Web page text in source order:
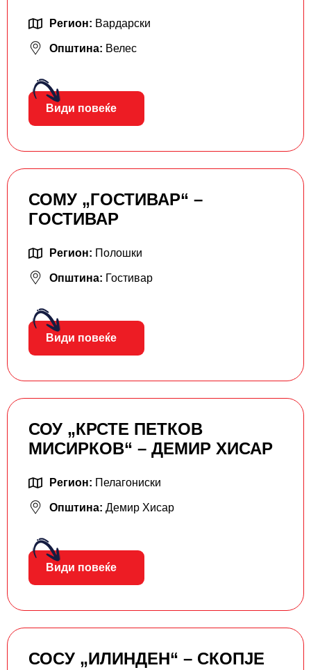
Регион: Вардарски
Општина: Велес
Види повеќе
СОМУ „ГОСТИВАР“ –
ГОСТИВАР
Регион: Полошки
Општина: Гостивар
Види повеќе
СОУ „КРСТЕ ПETКОВ
МИСИРКОВ“ – ДЕМИР ХИСАР
Регион: Пелагониски
Општина: Демир Хисар
Види повеќе
СОСУ „ИЛИНДЕН“ – СКОПЈЕ